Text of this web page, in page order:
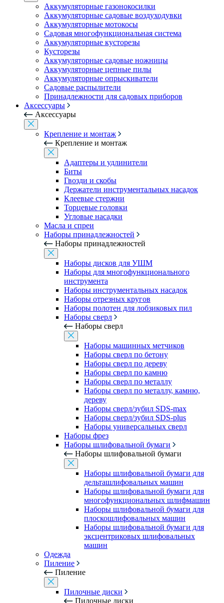
Аккумуляторные газонокосилки
Аккумуляторные садовые воздуходувки
Аккумуляторные мотокосы
Садовая многофункциональная система
Аккумуляторные кусторезы
Кусторезы
Аккумуляторные садовые ножницы
Аккумуляторные цепные пилы
Аккумуляторные опрыскиватели
Садовые распылители
Принадлежности для садовых приборов
Аксессуары
Аксессуары
Крепление и монтаж
Крепление и монтаж
Адаптеры и удлинители
Биты
Гвозди и скобы
Держатели инструментальных насадок
Клеевые стержни
Торцевые головки
Угловые насадки
Масла и спреи
Наборы принадлежностей
Наборы принадлежностей
Наборы дисков для УШМ
Наборы для многофункционального
инструмента
Наборы инструментальных насадок
Наборы отрезных кругов
Наборы полотен для лобзиковых пил
Наборы сверл
Наборы сверл
Наборы машинных метчиков
Наборы сверл по бетону
Наборы сверл по дереву
Наборы сверл по камню
Наборы сверл по металлу
Наборы сверл по металлу, камню,
дереву
Наборы сверл/зубил SDS-max
Наборы сверл/зубил SDS-plus
Наборы универсальных сверл
Наборы фрез
Наборы шлифовальной бумаги
Наборы шлифовальной бумаги
Наборы шлифовальной бумаги для
дельташлифовальных машин
Наборы шлифовальной бумаги для
многофункциональных шлифмашин
Наборы шлифовальной бумаги для
плоскошлифовальных машин
Наборы шлифовальной бумаги для
эксцентриковых шлифовальных
машин
Одежда
Пиление
Пиление
Пилочные диски
Пилочные диски